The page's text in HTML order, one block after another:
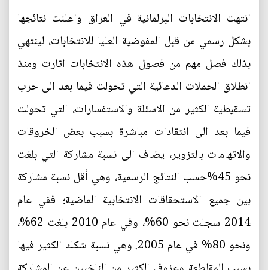
انتهت الانتخابات البرلمانية في العراق واعلنت نتائجها
بشكل رسمي من قبل المفوضية العليا للانتخابات، لينتهي
بذلك فصل مهم من فصول هذه الانتخابات اثارت ومنذ
انطلاق الحملات الدعائية التي تحولت فيما بعد الى حرب
تسقيطية الكثير من الاسئلة والاستفسارات، التي تحولت
فيما بعد الى انتقادات مباشرة بسبب بعض الخروقات
والاتهامات بالتزوير، يضاف الى نسبة مشاركة التي بلغت
نحو 45%حسب النتائج الرسمية، وهي أقل نسبة مشاركة
بين جميع الاستحقاقات الانتخابية الماضية؛ ففي عام
2014 سجلت نحو 60%، وفي عام 2010 بلغت 62%،
ونحو 80% في عام 2005. وهي نسبة شكك الكثير فيها